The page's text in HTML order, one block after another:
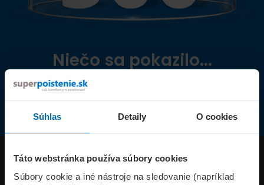
Súhlas Detaily O cookies
Táto webstránka používa súbory cookies
Súbory cookie a iné nástroje na sledovanie (napríklad
Niečo sa pokazilo...
Přejít na úvodní stránku
Produkty